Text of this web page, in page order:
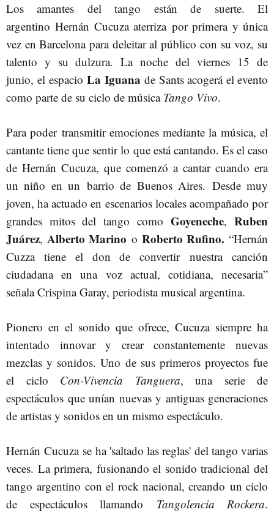
Los amantes del tango están de suerte. El
argentino Hernán Cucuza aterriza por primera y única
vez en Barcelona para deleitar al público con su voz, su
talento y su dulzura. La noche del viernes 15 de
junio, el espacioLa Iguana de Sants acogerá el evento
como parte de su ciclo de música Tango Vivo.
Para poder transmitir emociones mediante la música, el
cantante tiene que sentir lo que está cantando. Es el caso
de Hernán Cucuza, que comenzó a cantar cuando era
un niño en un barrio de Buenos Aires. Desde muy
joven, ha actuado en escenarios locales acompañado por
grandes mitos del tango comoGoyeneche,Ruben
Juárez,Alberto Marino o Roberto Rufino. “Hernán
Cuzza tiene el don de convertir nuestra canción
ciudadana en una voz actual, cotidiana, necesaria”
señala Crispina Garay, periodista musical argentina.
Pionero en el sonido que ofrece, Cucuza siempre ha
intentado innovar y crear constantemente nuevas
mezclas y sonidos. Uno de sus primeros proyectos fue
el ciclo Con-Vivencia Tanguera, una serie de
espectáculos que unían nuevas y antiguas generaciones
de artistas y sonidos en un mismo espectáculo.
Hernán Cucuza se ha 'saltado las reglas' del tango varias
veces. La primera, fusionando el sonido tradicional del
tango argentino con el rock nacional, creando un ciclo
de espectáculos llamando Tangolencia Rockera.